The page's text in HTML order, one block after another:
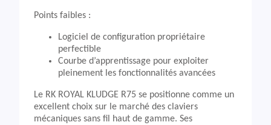
Points faibles :
Logiciel de configuration propriétaire
perfectible
Courbe d’apprentissage pour exploiter
pleinement les fonctionnalités avancées
Le RK ROYAL KLUDGE R75 se positionne comme un
excellent choix sur le marché des claviers
mécaniques sans fil haut de gamme. Ses